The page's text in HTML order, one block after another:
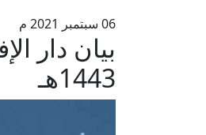
06 سبتمبر 2021 م
بيان دار
1443هـ